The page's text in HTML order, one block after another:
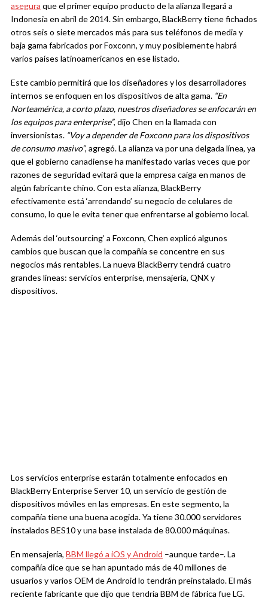
asegura que el primer equipo producto de la alianza llegará a
Indonesia en abril de 2014. Sin embargo, BlackBerry tiene fichados
otros seis o siete mercados más para sus teléfonos de media y
baja gama fabricados por Foxconn, y muy posiblemente habrá
varios países latinoamericanos en ese listado.
Este cambio permitirá que los diseñadores y los desarrolladores
internos se enfoquen en los dispositivos de alta gama. “En
Norteamérica, a corto plazo, nuestros diseñadores se enfocarán en
los equipos para enterprise”, dijo Chen en la llamada con
inversionistas. “Voy a depender de Foxconn para los dispositivos
de consumo masivo”, agregó. La alianza va por una delgada línea, ya
que el gobierno canadiense ha manifestado varias veces que por
razones de seguridad evitará que la empresa caiga en manos de
algún fabricante chino. Con esta alianza, BlackBerry
efectivamente está ‘arrendando’ su negocio de celulares de
consumo, lo que le evita tener que enfrentarse al gobierno local.
Además del ‘outsourcing’ a Foxconn, Chen explicó algunos
cambios que buscan que la compañía se concentre en sus
negocios más rentables. La nueva BlackBerry tendrá cuatro
grandes líneas: servicios enterprise, mensajería, QNX y
dispositivos.
Los servicios enterprise estarán totalmente enfocados en
BlackBerry Enterprise Server 10, un servicio de gestión de
dispositivos móviles en las empresas. En este segmento, la
compañía tiene una buena acogida. Ya tiene 30.000 servidores
instalados BES10 y una base instalada de 80.000 máquinas.
En mensajería, BBM llegó a iOS y Android –aunque tarde–. La
compañía dice que se han apuntado más de 40 millones de
usuarios y varios OEM de Android lo tendrán preinstalado. El más
reciente fabricante que dijo que tendría BBM de fábrica fue LG.